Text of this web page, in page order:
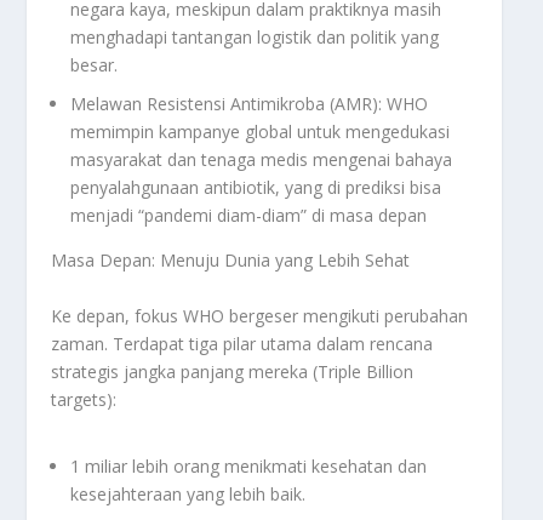
negara kaya, meskipun dalam praktiknya masih
menghadapi tantangan logistik dan politik yang
besar.
Melawan Resistensi Antimikroba (AMR): WHO
memimpin kampanye global untuk mengedukasi
masyarakat dan tenaga medis mengenai bahaya
penyalahgunaan antibiotik, yang di prediksi bisa
menjadi “pandemi diam-diam” di masa depan
Masa Depan: Menuju Dunia yang Lebih Sehat
Ke depan, fokus WHO bergeser mengikuti perubahan
zaman. Terdapat tiga pilar utama dalam rencana
strategis jangka panjang mereka (Triple Billion
targets):
1 miliar lebih orang menikmati kesehatan dan
kesejahteraan yang lebih baik.